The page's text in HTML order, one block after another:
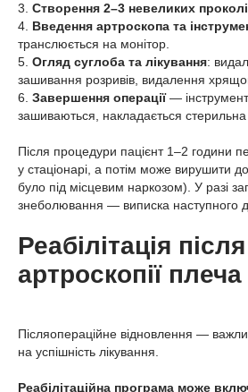
3. Створення 2–3 невеликих проколі
4. Введення артроскопа та
транслюється на монітор.
5. Огляд суглоба та лікування:
зашивання розривів, видалення
6. Завершення операції—
зашиваються, накладається стерильна
Після процедури пацієнт 1–2 години
у стаціонарі, а потім може вирушити
було під місцевим наркозом). У разі
знеболювання — виписка наступного
Реабілітація після
артроскопії плеча
Післяопераційне відновлення —
на успішність лікування.
Реабілітаційна програма може